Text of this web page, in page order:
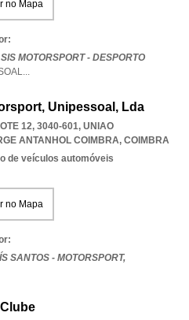
no Mapa
MOTORSPORT - DESPORTO
...
Unipessoal, Lda
12, 3040-601, UNIAO
ANTANHOL COIMBRA, COIMBRA
de veículos automóveis
no Mapa
SANTOS - MOTORSPORT,